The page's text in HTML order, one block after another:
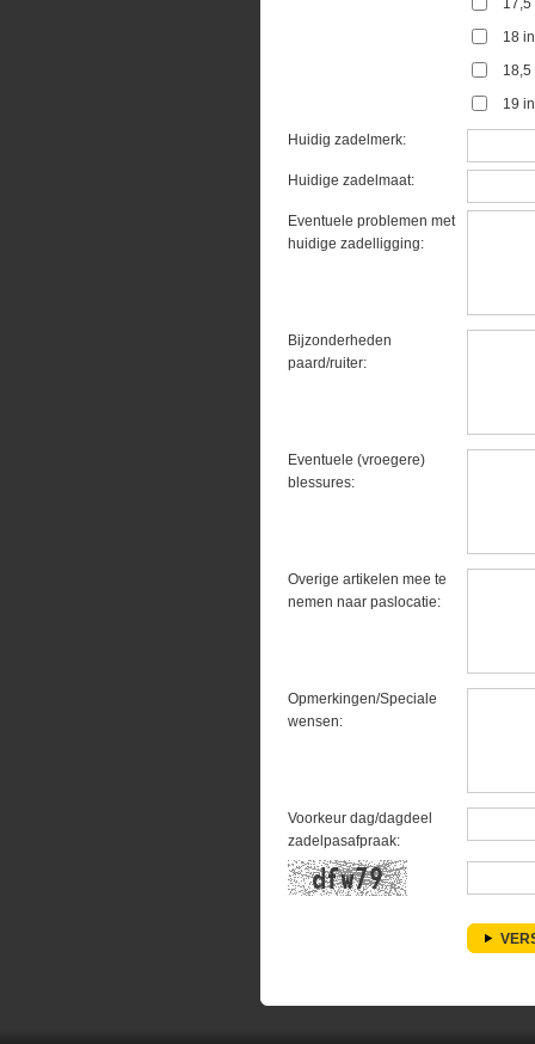
17,5
18
18,5
19
Huidig zadelmerk:
Huidige zadelmaat:
Eventuele problemen met
huidige zadelligging:
Bijzonderheden
paard/ruiter:
Eventuele (vroegere)
blessures:
Overige artikelen mee te
nemen naar paslocatie:
Opmerkingen/Speciale
wensen:
Voorkeur dag/dagdeel
zadelpasafpraak: